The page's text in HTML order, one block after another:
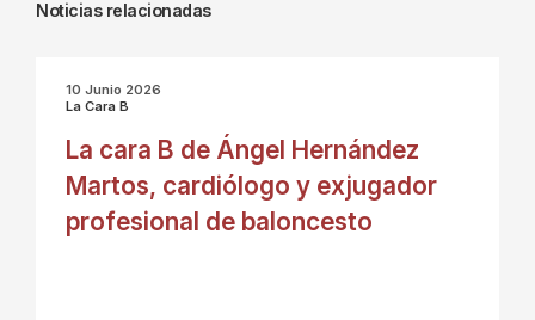
Noticias relacionadas
10 Junio 2026
La Cara B
La cara B de Ángel Hernández
Martos, cardiólogo y exjugador
profesional de baloncesto